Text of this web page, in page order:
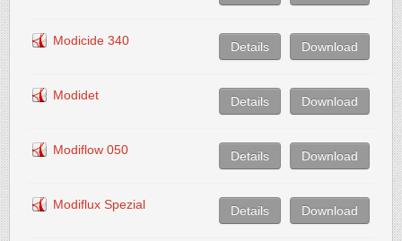
Modicide 340 Download
Details
Modidet Download
Details
Modiflow 050 Download
Details
Modiflux Spezial Download
Details